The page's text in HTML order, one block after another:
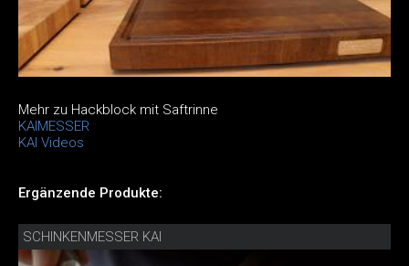
Mehr zu Hackblock mit Saftrinne
KAIMESSER
KAI Videos
Ergänzende Produkte:
SCHINKENMESSER KAI